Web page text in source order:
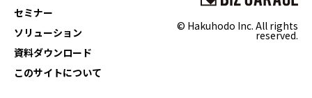
© Hakuhodo Inc. All rights
reserved.
セミナー
ソリューション
資料ダウンロード
このサイトについて